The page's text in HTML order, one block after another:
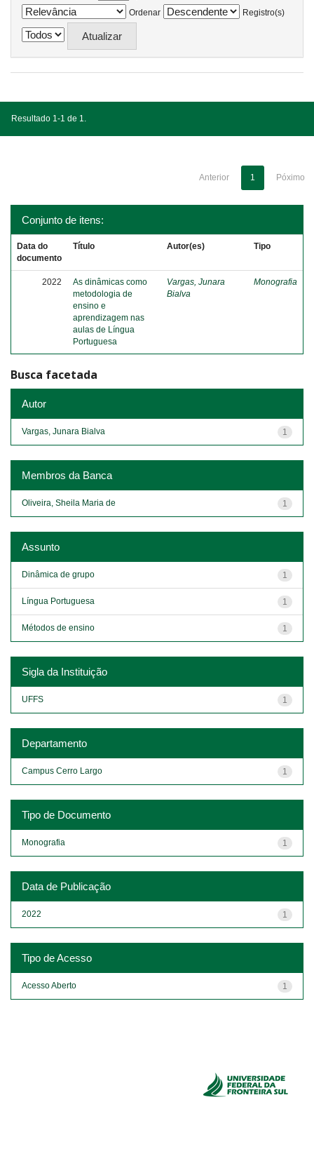
Ordenar
Registro(s)
Resultado 1-1 de 1.
Anterior 1 Póximo
Conjunto de itens:
Data do
documento
Título Autor(es) Tipo
2022
As dinâmicas como
metodologia de
ensino e
aprendizagem nas
aulas de Língua
Portuguesa
Vargas, Junara
Bialva
Monografia
Busca facetada
Autor
1
Vargas, Junara Bialva
Membros da Banca
1
Oliveira, Sheila Maria de
Assunto
1
Dinâmica de grupo
1
Língua Portuguesa
1
Métodos de ensino
Sigla da Instituição
1
UFFS
Departamento
1
Campus Cerro Largo
Tipo de Documento
1
Monografia
Data de Publicação
1
2022
Tipo de Acesso
1
Acesso Aberto